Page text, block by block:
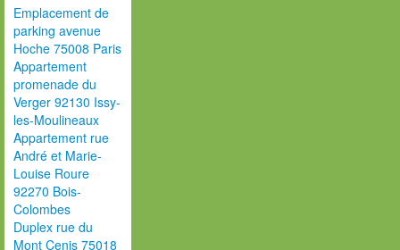
Emplacement de
parking avenue
Hoche 75008 Paris
Appartement
promenade du
Verger 92130 Issy-
les-Moulineaux
Appartement rue
André et Marie-
Louise Roure
92270 Bois-
Colombes
Duplex rue du
Mont Cenis 75018